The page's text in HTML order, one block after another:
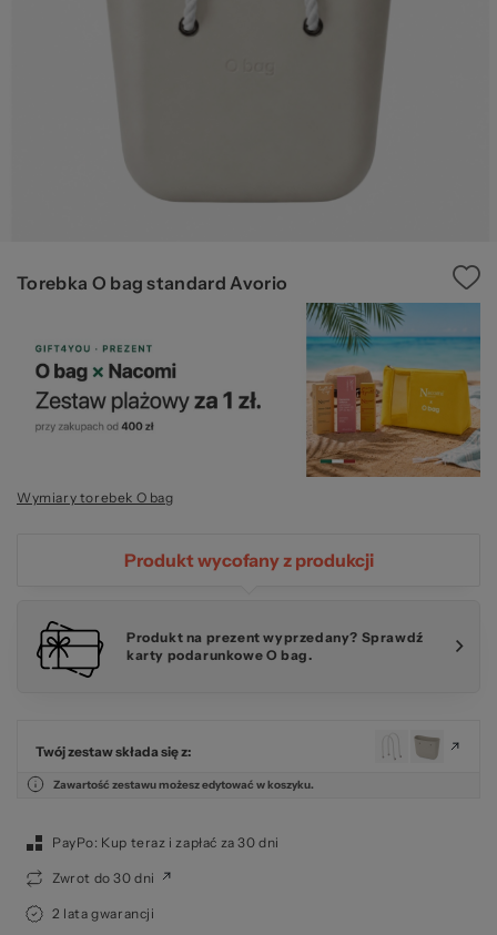
Torebka O bag standard Avorio
Wymiary torebek O bag
Produkt wycofany z produkcji
Produkt na prezent wyprzedany? Sprawdź
karty podarunkowe O bag.
Twój zestaw składa się z:
Zawartość zestawu możesz edytować w koszyku.
PayPo: Kup teraz i zapłać za 30 dni
Zwrot do 30 dni
2 lata gwarancji